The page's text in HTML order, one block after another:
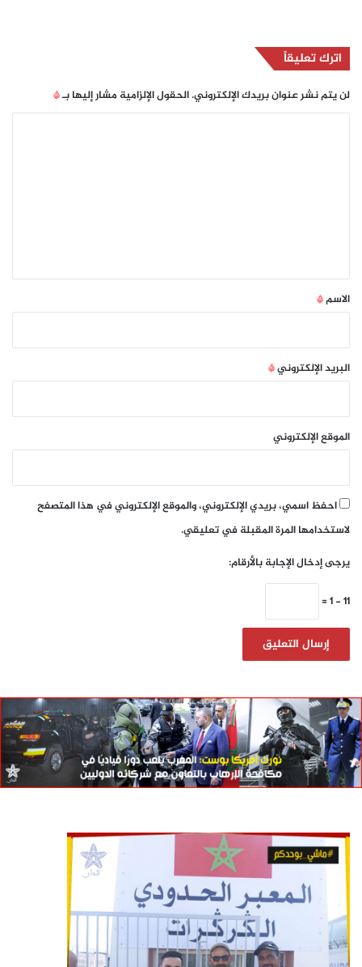
اترك تعليقاً
لن يتم نشر عنوان بريدك الإلكتروني.الحقول الإلزامية مشار إليها بـ*
*
الاسم*
البريد الإلكتروني*
الموقع الإلكتروني
احفظ اسمي، بريدي الإلكتروني، والموقع الإلكتروني في هذا المتصفح
لاستخدامها المرة المقبلة في تعليقي.
يرجى إدخال الإجابة بالأرقام:
11 − 1 =